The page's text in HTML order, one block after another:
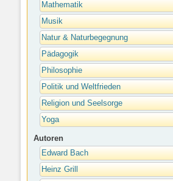
Mathematik
Musik
Natur & Naturbegegnung
Pädagogik
Philosophie
Politik und Weltfrieden
Religion und Seelsorge
Yoga
Autoren
Edward Bach
Heinz Grill